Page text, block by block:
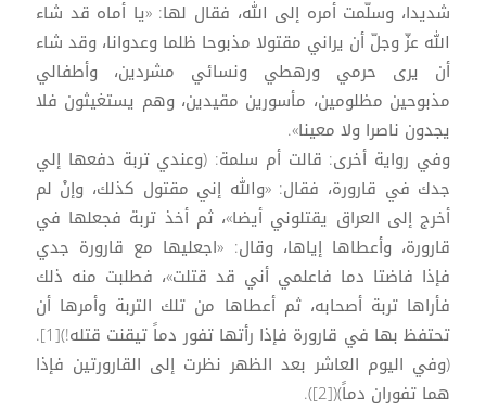
شديدا، وسلّمت أمره إلى الله، فقال لها: «يا أماه قد شاء
الله عزّ وجلّ أن يراني مقتولا مذبوحا ظلما وعدوانا، وقد شاء
أن يرى حرمي ورهطي ونسائي مشردين، وأطفالي
مذبوحين مظلومين، مأسورين مقيدين، وهم يستغيثون فلا
يجدون ناصرا ولا معينا».
وفي رواية أخرى: قالت أم سلمة: (وعندي تربة دفعها إلي
جدك في قارورة، فقال: «والله إني مقتول كذلك، وإنْ لم
أخرج إلى العراق يقتلوني أيضا»، ثم أخذ تربة فجعلها في
قارورة، وأعطاها إياها، وقال: «اجعليها مع قارورة جدي
فإذا فاضتا دما فاعلمي أني قد قتلت»، فطلبت منه ذلك
فأراها تربة أصحابه، ثم أعطاها من تلك التربة وأمرها أن
تحتفظ بها في قارورة فإذا رأتها تفور دماً تيقنت قتله!)[1].
(وفي اليوم العاشر بعد الظهر نظرت إلى القارورتين فإذا
هما تفوران دماً)([2]).